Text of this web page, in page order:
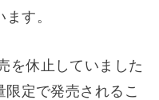
す。
を休止していました
定で発売されるこ